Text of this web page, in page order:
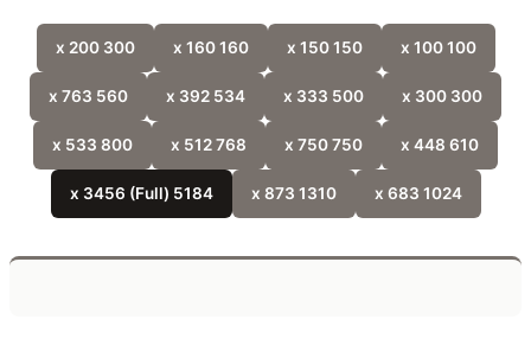
300 x 200
300 x 300
500 x 333
534 x 392
560 x 763
800 x 533
1024 x 683
1310 x 873
5184 x 3456 (Full)